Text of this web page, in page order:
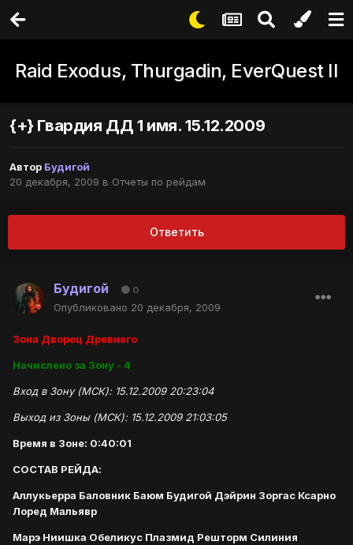
Raid Exodus, Thurgadin, EverQuest II
{+} Гвардия ДД 1 имя. 15.12.2009
Автор Будигой
20 декабря, 2009 в Отчеты по рейдам
Ответить
Будигой 0
Опубликовано 20 декабря, 2009
Зона Дворец Древнего
Начислено за Зону - 4
Вход в Зону (МСК): 15.12.2009 20:23:04
Выход из Зоны (МСК): 15.12.2009 21:03:05
Время в Зоне: 0:40:01
СОСТАВ РЕЙДА:
Аллукьерра Баловник Баюм Будигой Дэйрин Зоргас Ксарно
Лоред Мальявр
Марэ Ниишка Обеликус Плазмид Решторм Силиния